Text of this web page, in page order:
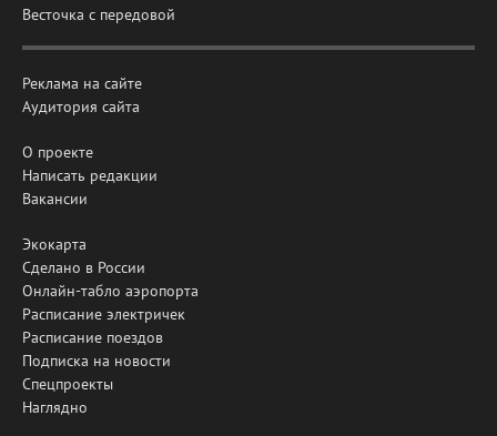
Весточка с передовой
Реклама на сайте
Аудитория сайта
О проекте
Написать редакции
Вакансии
Экокарта
Сделано в России
Онлайн-табло аэропорта
Расписание электричек
Расписание поездов
Подписка на новости
Спецпроекты
Наглядно